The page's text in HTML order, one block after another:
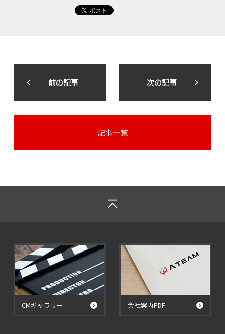
前の記事 次の記事
記事一覧
CMギャラリー 会社案内PDF